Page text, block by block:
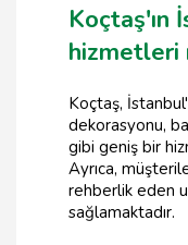
Koçtaş'ın
hizmetleri
Koçtaş,
dekorasyonu,
gibi geniş bir
Ayrıca,
rehberlik eden
sağlamaktadır.